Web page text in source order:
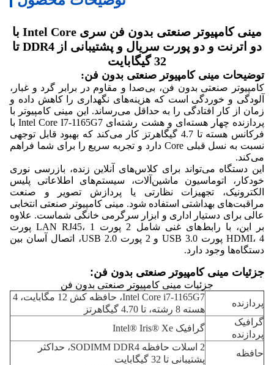
مینی کامپیوتر صنعتی بدون فن سری Intel Core با
دو اترنت و دو پورت سریال و پشتیبانی از DDR4 تا
32 گیگابایت
توضیحات مینی کامپیوتر صنعتی بدون فن:
کامپیوتر صنعتی بدون فن، بی‌صدا و مقاوم در برابر گرد و غبار،
آلودگی و خوردگی است که هزینه‌های نگهداری را کاهش داده و
زمان از کار افتادگی را به حداقل می‌رساند. این مینی کامپیوتر با
پردازنده چهار هسته‌ای و هشت رشته‌ای Intel Core I7-1165G7 با
فرکانس هسته تا 4.7 گیگاهرتز کار می‌کند که بهبود قابل توجهی
نسبت به نسل قبلی Core دارد و تجربه سریع را برای شما فراهم
می‌کند.
این دستگاه می‌تواند برای کلاس‌های آنلاین زنده، بازرسی نوری
خودکار، اتوماسیون ماشین‌آلات، سیستم‌های اطلاعاتی پلیس
الکترونیک، تجهیزات نظارتی یا پردازش تصویر و صنعت
مراقبت‌های بهداشتی استفاده شود. مینی کامپیوتر صنعتی انتخابی
عالی برای دستیار اداری و ابزار سرگرمی خانگی شماست. علاوه
بر این، با رابط‌های غنی شامل 2 پورت LAN RJ45، 1 پورت
HDMI، 4 پورت USB 3.0 و 2 پورت USB 2.0، اتصال آسان بین
دستگاه‌ها وجود دارد.
جزئیات مینی کامپیوتر صنعتی بدون فن:
جزئیات مینی کامپیوتر صنعتی بدون فن
پردازنده
Intel Core i7-1165G7، حافظه کش 12 مگابایت، 4
هسته 8 رشته، تا 4.70 گیگاهرتز
گرافیک
پردازنده
گرافیک Intel® Iris® Xe
حافظه
2 اسلات حافظه SODIMM DDR4، حداکثر
پشتیبانی تا 32 گیگابایت